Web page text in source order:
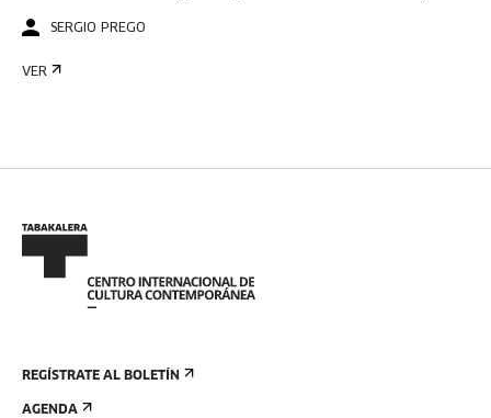
SERGIO PREGO
VER
REGÍSTRATE AL BOLETÍN
AGENDA